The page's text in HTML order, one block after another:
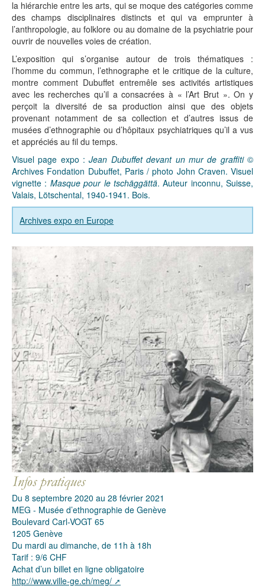
la hiérarchie entre les arts, qui se moque des catégories comme
des champs disciplinaires distincts et qui va emprunter à
l’anthropologie, au folklore ou au domaine de la psychiatrie pour
ouvrir de nouvelles voies de création.
L’exposition qui s’organise autour de trois thématiques :
l’homme du commun, l’ethnographe et le critique de la culture,
montre comment Dubuffet entremêle ses activités artistiques
avec les recherches qu’il a consacrées à « l’Art Brut ». On y
perçoit la diversité de sa production ainsi que des objets
provenant notamment de sa collection et d’autres issus de
musées d’ethnographie ou d’hôpitaux psychiatriques qu’il a vus
et appréciés au fil du temps.
Visuel page expo :Jean Dubuffet devant un mur de graffiti©
Archives Fondation Dubuffet, Paris / photo John Craven. Visuel
vignette : Masque pour le tschäggättä. Auteur inconnu, Suisse,
Valais, Lötschental, 1940-1941. Bois.
Archives expo en Europe
Du 8 septembre 2020 au 28 février 2021
MEG - Musée d’ethnographie de Genève
Boulevard Carl-VOGT 65
1205 Genève
Du mardi au dimanche, de 11h à 18h
Tarif : 9/6 CHF
Achat d’un billet en ligne obligatoire
http://www.ville-ge.ch/meg/